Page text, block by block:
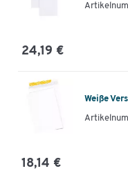
24,19 €
Weiße
18,14 €